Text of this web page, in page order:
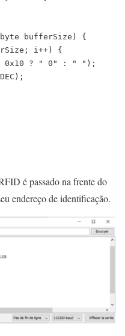
bufferSize) {
? " 0" : " ");
é passado na frente do
endereço de identificação.